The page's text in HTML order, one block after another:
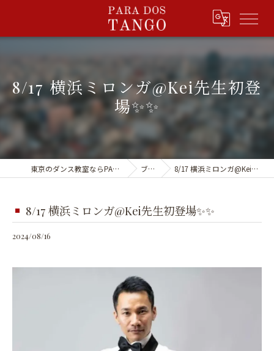
8/17 横浜ミロンガ@Kei先生初登
場✨✨
東京のダンス教室ならPARA DOS TANGO ブログ 8/17 横浜ミロンガ@Kei先生初登場✨✨
8/17 横浜ミロンガ@Kei先生初登場✨✨
2024/08/16